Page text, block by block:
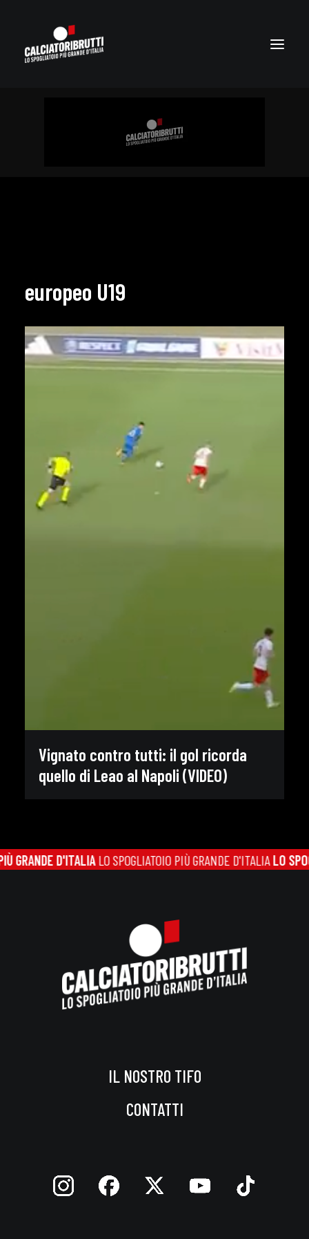
europeo U19
Vignato contro tutti: il gol ricorda
quello di Leao al Napoli (VIDEO)
GRANDE D'ITALIALO SPOGLIATOIO PIÙ GRANDE D'ITALIALO
IL NOSTRO TIFO
CONTATTI